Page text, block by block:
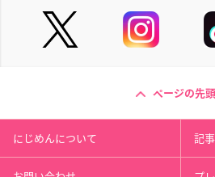
ページの先
にじめんについて 記